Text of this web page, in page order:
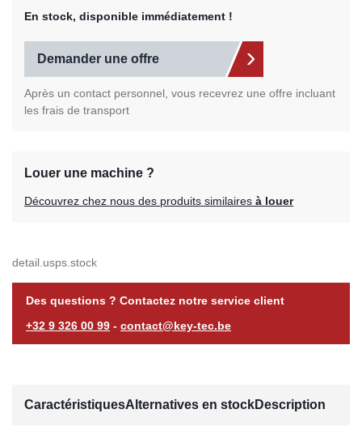
En stock, disponible immédiatement !
Demander une offre
Après un contact personnel, vous recevrez une offre incluant
les frais de transport
Louer une machine ?
Découvrez chez nous des produits similaires à louer
detail.usps.stock
Des questions ? Contactez notre service client
+32 9 326 00 99 - contact@key-tec.be
CaractéristiquesAlternatives en stockDescription